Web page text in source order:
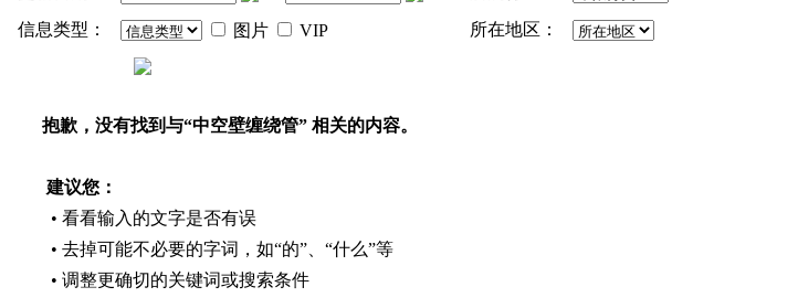
信息类型：
图片 VIP 所在地区：
抱歉，没有找到与“中空壁缠绕管” 相关的内容。
建议您：
• 看看输入的文字是否有误
• 去掉可能不必要的字词，如“的”、“什么”等
• 调整更确切的关键词或搜索条件